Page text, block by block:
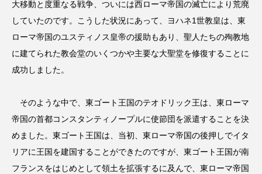
大移動と度重なる戦争、ついには西ローマ帝国の滅亡により荒廃
していたのです。こうした状況にあって、ヨハネ1世教皇は、東
ローマ帝国のユスティノス皇帝の援助もあり、聖人たちの殉教地
に建てられた教会堂のいくつかや主要な大聖堂を修復することに
成功しました。
そのような中で、東ゴート王国のテオドリック王は、東ローマ
帝国の首都コンスタンティノープルに使節団を派遣することを決
めました。東ゴート王国は、当初、東ローマ帝国の後押しでイタ
リアに王国を建国することができたのですが、東ゴート王国が南
フランスをはじめとして領土を拡張するに及んで、東ローマ帝国